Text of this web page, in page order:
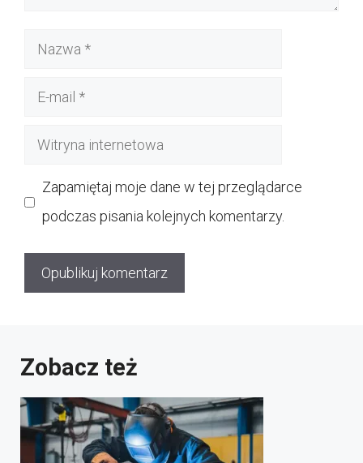
Nazwa
Witryna
Zapamiętaj moje dane w tej przeglądarce
podczas pisania kolejnych komentarzy.
Zobacz też